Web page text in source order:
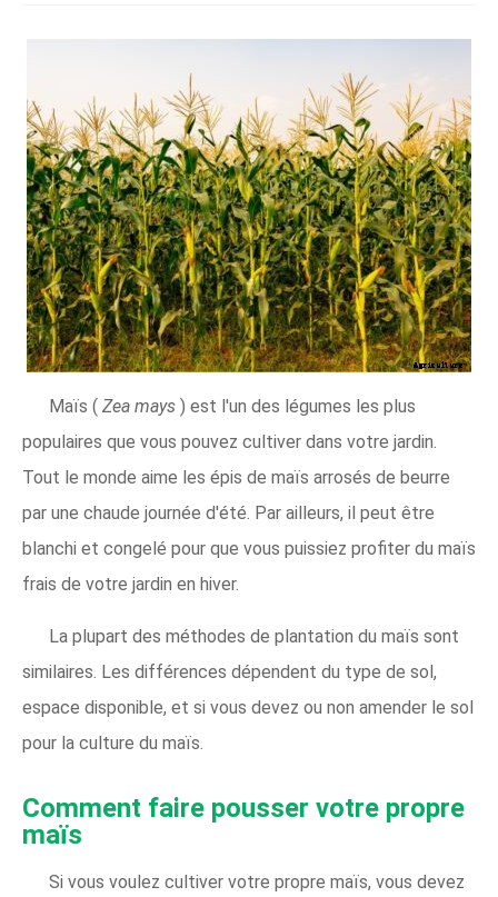
Maïs ( Zea mays ) est l'un des légumes les plus
populaires que vous pouvez cultiver dans votre jardin.
Tout le monde aime les épis de maïs arrosés de beurre
par une chaude journée d'été. Par ailleurs, il peut être
blanchi et congelé pour que vous puissiez profiter du maïs
frais de votre jardin en hiver.
La plupart des méthodes de plantation du maïs sont
similaires. Les différences dépendent du type de sol,
espace disponible, et si vous devez ou non amender le sol
pour la culture du maïs.
Comment faire pousser votre propre
maïs
Si vous voulez cultiver votre propre maïs, vous devez